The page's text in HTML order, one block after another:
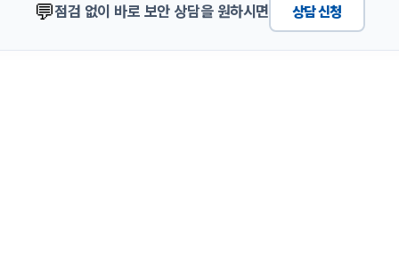
💬점검 없이 바로 보안 상담을 원하시면 상담 신청